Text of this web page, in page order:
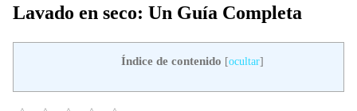
Lavado en seco: Un Guía Completa
Índice de contenido [ocultar]